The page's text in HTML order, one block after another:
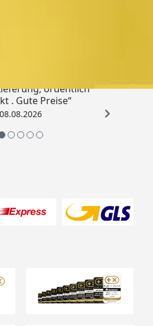
Shops
ordentlich
. Gute Preise“
08.08.2026